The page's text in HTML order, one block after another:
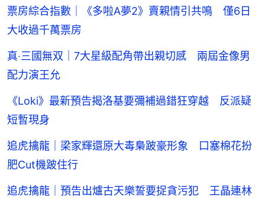
票房綜合指數｜《多啦A夢2》賣親情引共鳴 僅6日
大收過千萬票房
真‧三國無双｜7大星級配角帶出親切感 兩屆金像男
配力演王允
《Loki》最新預告揭洛基要彌補過錯狂穿越 反派疑
短暫現身
追虎擒龍｜梁家輝還原大毒梟跛豪形象 口塞棉花扮
肥Cut機跛住行
追虎擒龍｜預告出爐古天樂誓要捉貪污犯 王晶連林